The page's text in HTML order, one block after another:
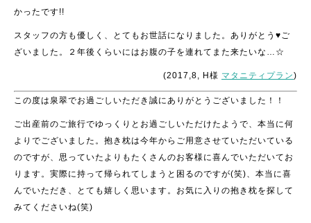
かったです!!
スタッフの方も優しく、とてもお世話になりました。ありがとう♥ご
ざいました。２年後くらいにはお腹の子を連れてまた来たいな…☆
(2017,8, H様 マタニティプラン)
この度は泉翠でお過ごしいただき誠にありがとうございました！！
ご出産前のご旅行でゆっくりとお過ごしいただけたようで、本当に何
よりでございました。抱き枕は今年からご用意させていただいている
のですが、思っていたよりもたくさんのお客様に喜んでいただいてお
ります。実際に持って帰られてしまうと困るのですが(笑)、本当に喜
んでいただき、とても嬉しく思います。お気に入りの抱き枕を探して
みてくださいね(笑)